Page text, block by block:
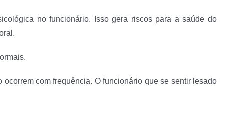
no funcionário. Isso gera riscos para a saúde do
com frequência. O funcionário que se sentir lesado